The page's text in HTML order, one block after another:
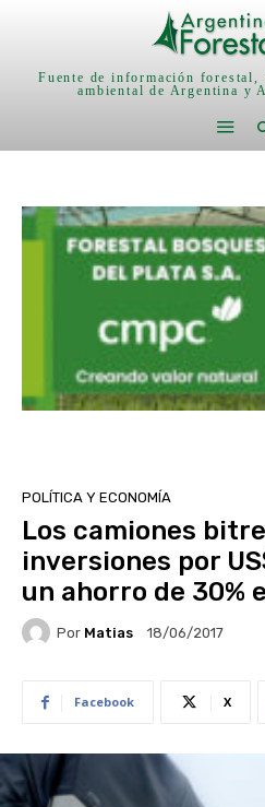
Fuente de información
ambiental de Argentina y
POLÍTICA Y ECONOMÍA
Los camiones
inversiones por
un ahorro de 30%
Por Matias 18/06/2017
Facebook X